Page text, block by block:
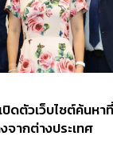
ปิดตัวเว็บไซต์ค้นห
จากต่างประเทศ